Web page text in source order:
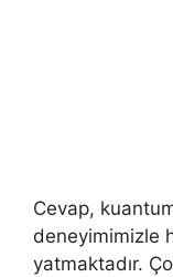
Cevap,
deneyimimizle
yatmaktadır.